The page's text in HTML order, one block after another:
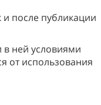
после публикации
в ней условиями
от использования